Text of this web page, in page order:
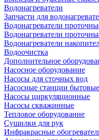
Водонагреватели
Запчасти для
Водонагреватели
Водонагреватели
Водонагреватели
Водоочистка
Дополнительное
Насосное оборудование
Насосы для сточных вод
Насосные станции бытовые
Насосы циркуляционные
Насосы скважинные
Тепловое оборудование
Сушилки для рук
Инфракрасные